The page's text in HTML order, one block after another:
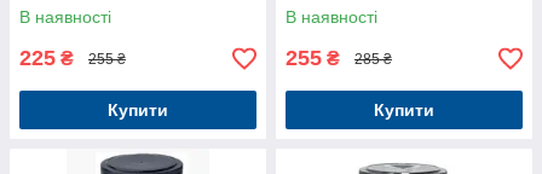
В наявності
225 ₴ 255 ₴
Купити
В наявності
255 ₴ 285 ₴
Купити